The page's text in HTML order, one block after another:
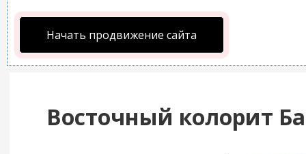
Начать продвижение сайта
Восточный колорит